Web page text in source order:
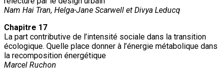
Nam Hai Tran, Helga-Jane Scarwell et Divya Leducq
Chapitre 17
La part contributive de l’intensité sociale dans la transition
écologique. Quelle place donner à l’énergie métabolique dans
la recomposition énergétique
Marcel Ruchon